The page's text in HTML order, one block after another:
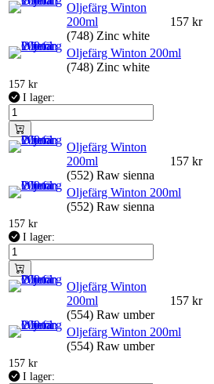
Oljefärg Winton
200ml
(748) Zinc white
157 kr
Oljefärg Winton 200ml
(748) Zinc white
157 kr
I lager:
Oljefärg Winton
200ml
(552) Raw sienna
157 kr
Oljefärg Winton 200ml
(552) Raw sienna
157 kr
I lager:
Oljefärg Winton
200ml
(554) Raw umber
157 kr
Oljefärg Winton 200ml
(554) Raw umber
157 kr
I lager: